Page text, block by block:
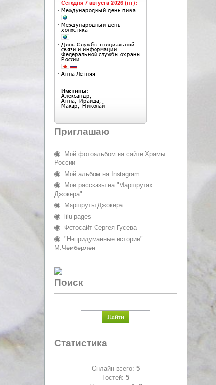
Приглашаю
Мой фотоальбом на сайте Храмы
России
Мой альбом на Instagram
Мои рассказы на "Маршрутах
Джокера"
Маршруты Джокера
lilu pages
Фотосайт Сергея Гусева
"Непридуманные истории"
М.Чемберлен
Поиск
Статистика
Онлайн всего: 5
Гостей: 5